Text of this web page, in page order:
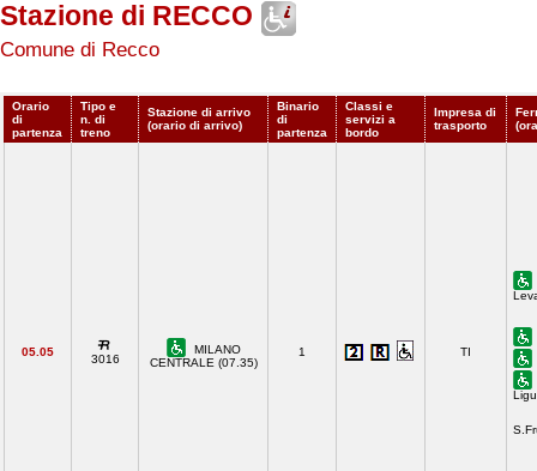
Stazione di RECCO
Comune di Recco
Orario
di
partenza
Tipo e
n. di
treno
Stazione di arrivo
(orario di arrivo)
Binario
di
partenza
Classi e
servizi a
bordo
Impresa di
trasporto
05.05
3016
MILANO
CENTRALE (07.35)
1 TI